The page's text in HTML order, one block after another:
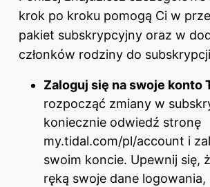
krok po kroku pomogą Ci w
pakiet subskrypcyjny oraz w
członków rodziny do
Zaloguj się na swoje konto
rozpocząć zmiany w
koniecznie odwiedź stronę
my.tidal.com/pl/account i
swoim koncie. Upewnij się,
ręką swoje dane logowania,